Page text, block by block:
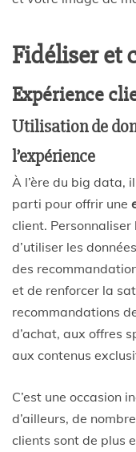
Fidéliser et
Expérience
Utilisation de
l’expérience
À l’ère du big data,
parti pour offrir une
client. Personnaliser
d’utiliser les
des
et de renforcer la
recommandations
d’achat, aux offres
aux contenus
C’est une occasion
d’ailleurs, de
clients sont de plus